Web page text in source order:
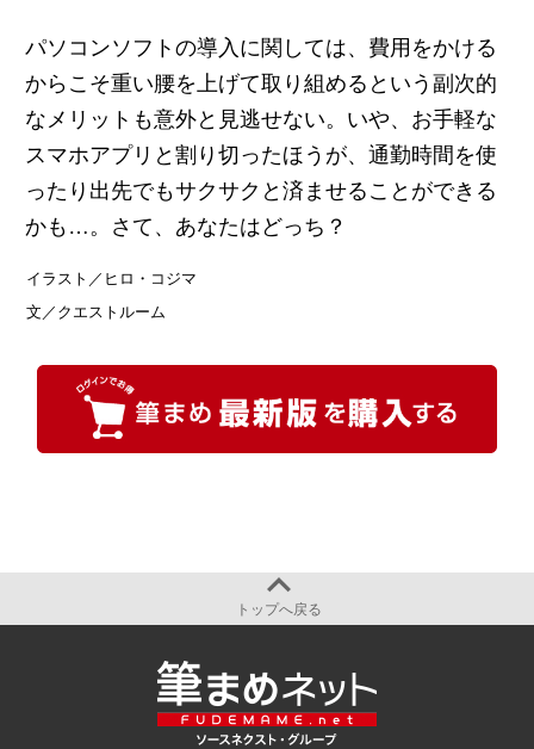
パソコンソフトの導入に関しては、費用をかける
からこそ重い腰を上げて取り組めるという副次的
なメリットも意外と見逃せない。いや、お手軽な
スマホアプリと割り切ったほうが、通勤時間を使
ったり出先でもサクサクと済ませることができる
かも…。さて、あなたはどっち？
イラスト／ヒロ・コジマ
文／クエストルーム
トップへ戻る